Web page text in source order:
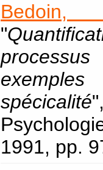
Bedoin,
"
spécicalité
1991, pp.